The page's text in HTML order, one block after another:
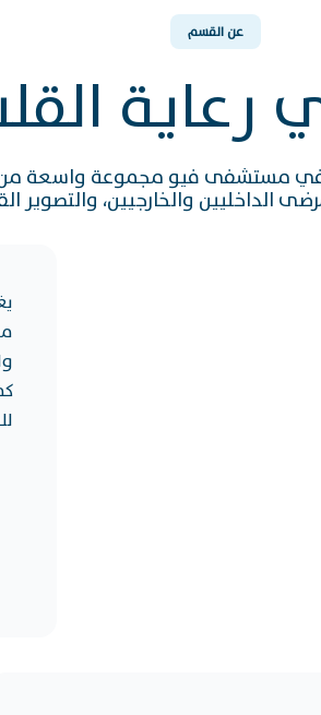
عن القسم
مستشفى فيو مجموعة واسعة من
الداخليين والخارجيين، والتصوير